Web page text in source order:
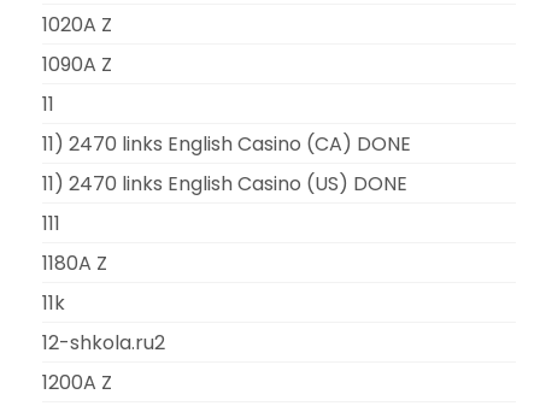
1020A Z
1090A Z
11
11) 2470 links English Casino (CA) DONE
11) 2470 links English Casino (US) DONE
111
1180A Z
11k
12-shkola.ru2
1200A Z